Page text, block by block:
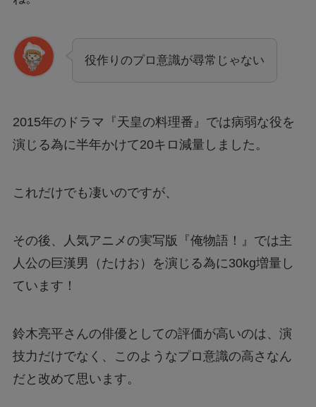
役作りのプロ意識が尋常じゃない
2015年のドラマ『天皇の料理番』では病弱な役を
演じる為に半年かけて20キロ減量しました。
これだけでも凄いのですが、
その後、人気アニメの実写版『俺物語！』では主
人公の巨漢男（たけお）を演じる為に30kg増量し
ています！
鈴木亮平さんの俳優としての評価が高いのは、演
技力だけでなく、このようなプロ意識の高さなん
だと改めて思います。